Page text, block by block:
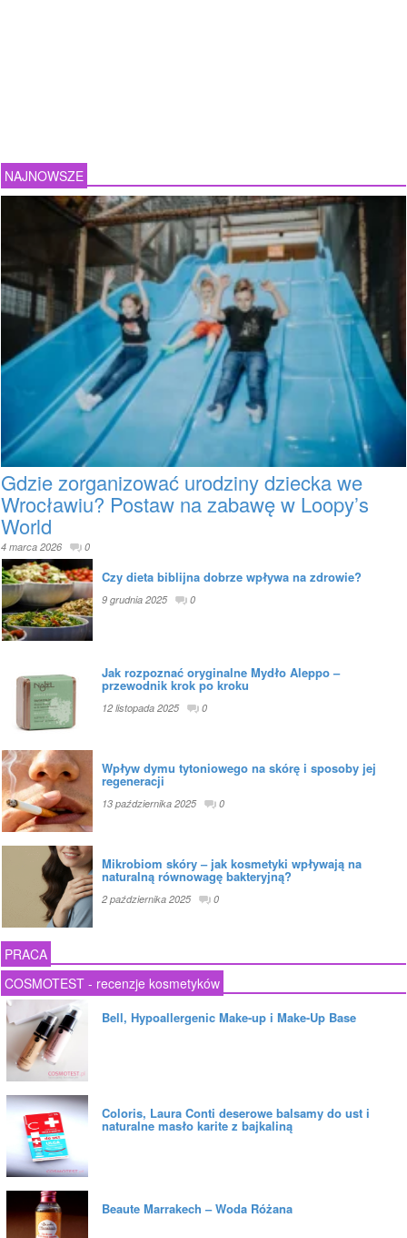
NAJNOWSZE
Gdzie zorganizować urodziny dziecka we
Wrocławiu? Postaw na zabawę w Loopy’s
World
4 marca 2026 0
Czy dieta biblijna dobrze wpływa na zdrowie?
9 grudnia 2025 0
Jak rozpoznać oryginalne Mydło Aleppo –
przewodnik krok po kroku
12 listopada 2025 0
Wpływ dymu tytoniowego na skórę i sposoby jej
regeneracji
13 października 2025 0
Mikrobiom skóry – jak kosmetyki wpływają na
naturalną równowagę bakteryjną?
2 października 2025 0
PRACA
COSMOTEST - recenzje kosmetyków
Bell, Hypoallergenic Make-up i Make-Up Base
Coloris, Laura Conti deserowe balsamy do ust i
naturalne masło karite z bajkaliną
Beaute Marrakech – Woda Różana